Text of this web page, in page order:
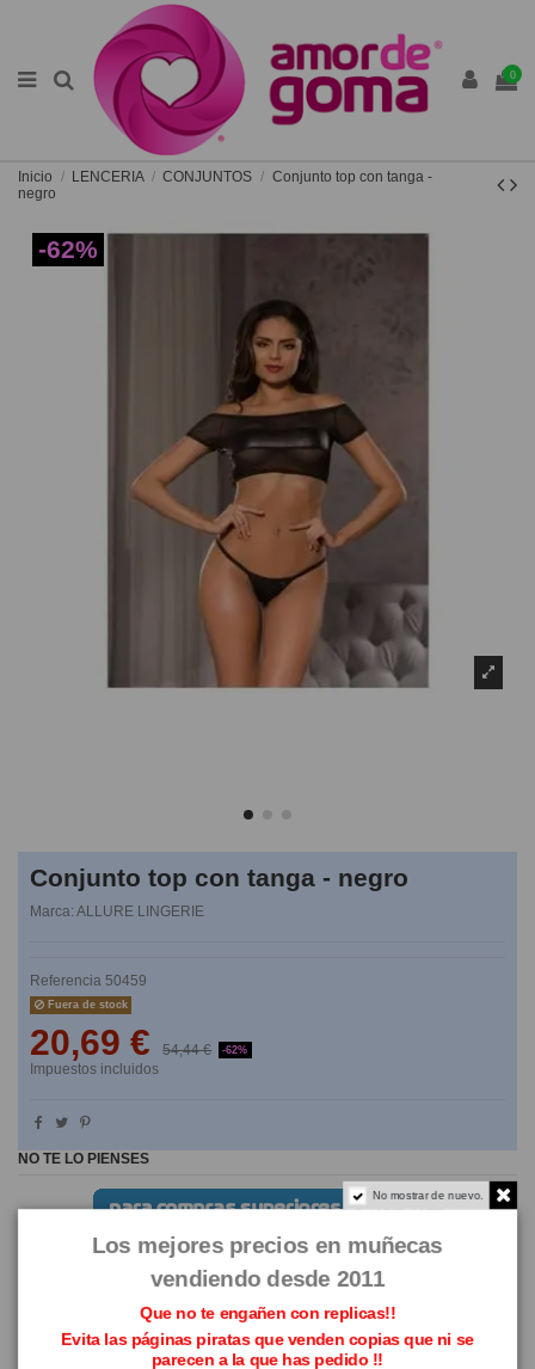
0
Inicio LENCERIA CONJUNTOS
Conjunto top con tanga -
negro
-62%
Conjunto top con tanga - negro
Marca: ALLURE LINGERIE
Referencia 50459
Fuera de stock
20,69 € 54,44 € -62%
Impuestos incluidos
NO TE LO PIENSES
No mostrar de nuevo.
Los mejores precios en muñecas
vendiendo desde 2011
Que no te engañen con replicas!!
Evita las páginas piratas que venden copias que ni se
parecen a la que has pedido !!